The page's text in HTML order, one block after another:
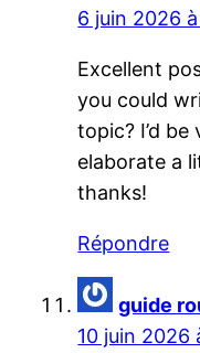
6 juin 2026
Excellent
you could
topic? I’d
elaborate a
thanks!
Répondre
guide
10 juin 2026